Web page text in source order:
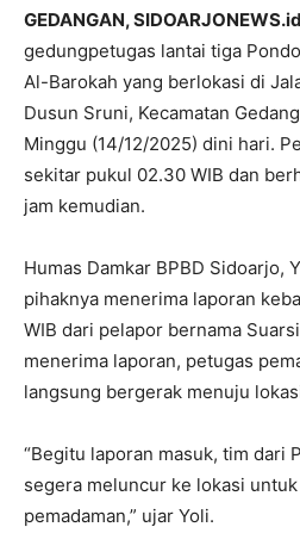
GEDANGAN, SIDOARJONEWS.id
gedungpetugas lantai tiga
Al-Barokah yang berlokasi di
Dusun Sruni, Kecamatan
Minggu (14/12/2025) dini hari.
sekitar pukul 02.30 WIB dan
jam kemudian.
Humas Damkar BPBD Sidoarjo,
pihaknya menerima laporan
WIB dari pelapor bernama
menerima laporan, petugas
langsung bergerak menuju
“Begitu laporan masuk, tim dari
segera meluncur ke lokasi
pemadaman,” ujar Yoli.